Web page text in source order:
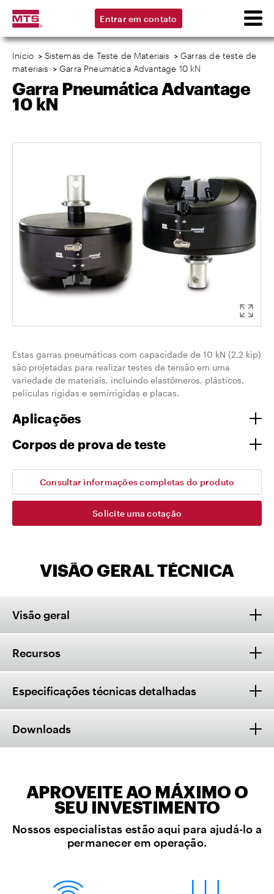
Entrar em contato
Início > Sistemas de Teste de Materiais >Garras de teste de
materiais >Garra Pneumática Advantage 10 kN
Garra Pneumática Advantage
10 kN
Estas garras pneumáticas com capacidade de 10 kN (2,2 kip)
são projetadas para realizar testes de tensão em uma
variedade de materiais, incluindo elastômeros, plásticos,
películas rígidas e semirrígidas e placas.
Aplicações
Corpos de prova de teste
Consultar informações completas do produto
Solicite uma cotação
VISÃO GERAL TÉCNICA
Visão geral
Recursos
Especificações técnicas detalhadas
Downloads
APROVEITE AO MÁXIMO O
SEU INVESTIMENTO
Nossos especialistas estão aqui para ajudá-lo a
permanecer em operação.